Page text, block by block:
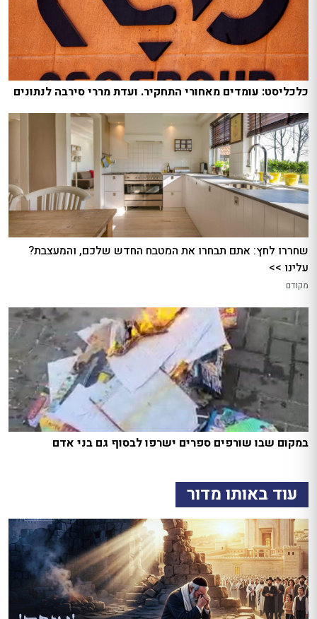
כלכליסט: עומדים מאחורי התחקיר. ועדת מררי סירבה לנתונים
שחררו לחץ: אתם תבחרו את המטבח החדש שלכם, והמעצבת?
עלינו >>
מקודם
במקום שבו שורפים ספרים ישרפו לבסוף גם בני אדם
עוד באותו מדור